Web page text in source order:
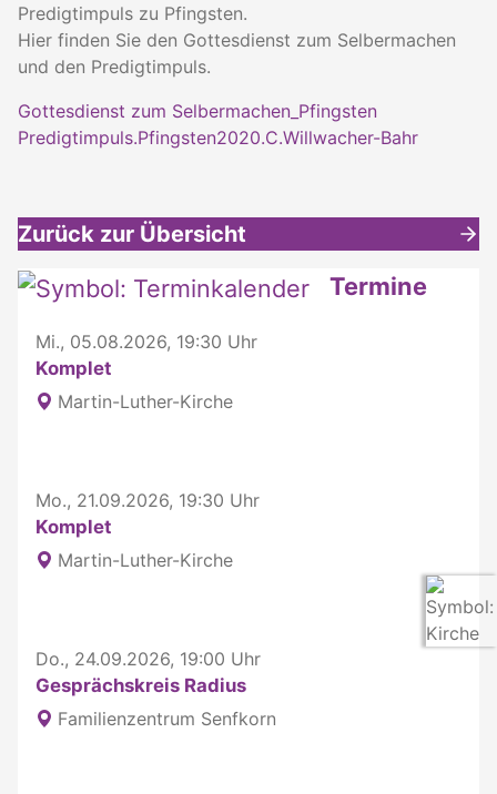
Predigtimpuls zu Pfingsten.
Hier finden Sie den Gottesdienst zum Selbermachen
und den Predigtimpuls.
Gottesdienst zum Selbermachen_Pfingsten
Predigtimpuls.Pfingsten2020.C.Willwacher-Bahr
Zurück zur Übersicht
Weitere interessante Inhalte Termine
Mi., 05.08.2026, 19:30 Uhr
Komplet
Martin-Luther-Kirche
Mo., 21.09.2026, 19:30 Uhr
Komplet
Martin-Luther-Kirche
Do., 24.09.2026, 19:00 Uhr
Gesprächskreis Radius
Familienzentrum Senfkorn